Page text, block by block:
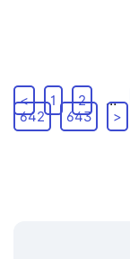
< 1 2 …
642
643 >